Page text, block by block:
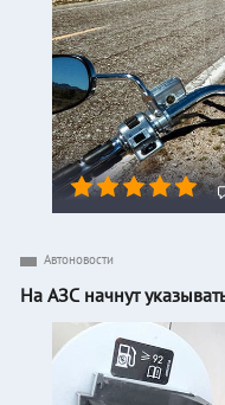
Автоновости
На АЗС начнут